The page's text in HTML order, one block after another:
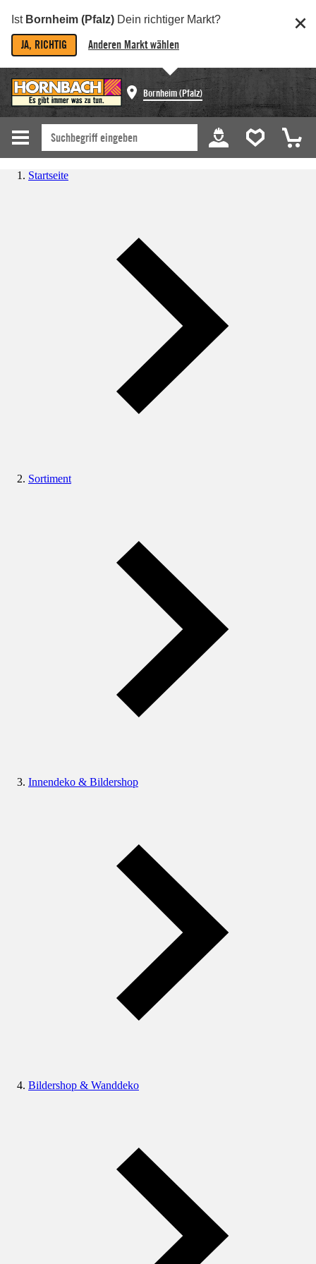
Ist Bornheim (Pfalz) Dein richtiger Markt?
JA, RICHTIG Anderen Markt wählen
Bornheim (Pfalz)
Startseite
Sortiment
Innendeko & Bildershop
Bildershop & Wanddeko